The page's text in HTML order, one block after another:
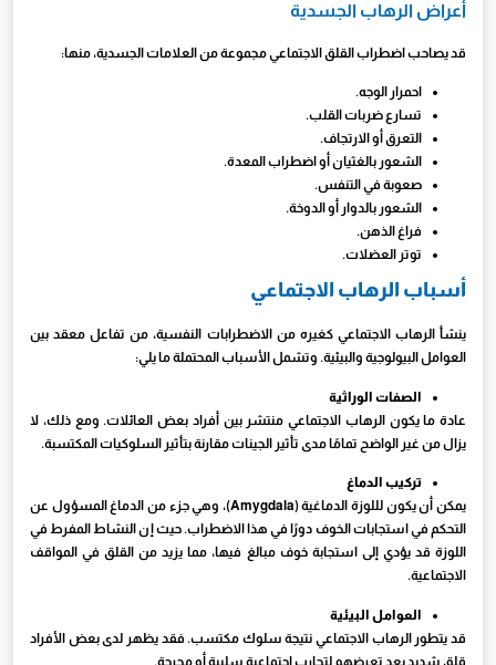
أعراض الرهاب الجسدية
قد يصاحب اضطراب القلق الاجتماعي مجموعة من العلامات الجسدية، منها:
احمرار الوجه.
تسارع ضربات القلب.
التعرق أو الارتجاف.
الشعور بالغثيان أو اضطراب المعدة.
صعوبة في التنفس.
الشعور بالدوار أو الدوخة.
فراغ الذهن.
توتر العضلات.
أسباب الرهاب الاجتماعي
ينشأ الرهاب الاجتماعي كغيره من الاضطرابات النفسية، من تفاعل معقد بين
العوامل البيولوجية والبيئية. وتشمل الأسباب المحتملة ما يلي:
الصفات الوراثية
عادة ما يكون الرهاب الاجتماعي منتشر بين أفراد بعض العائلات. ومع ذلك، لا
يزال من غير الواضح تمامًا مدى تأثير الجينات مقارنة بتأثير السلوكيات المكتسبة.
تركيب الدماغ
يمكن أن يكون لللوزة الدماغية (Amygdala)، وهي جزء من الدماغ المسؤول عن
التحكم في استجابات الخوف دورًا في هذا الاضطراب. حيث إن النشاط المفرط في
اللوزة قد يؤدي إلى استجابة خوف مبالغ فيها، مما يزيد من القلق في المواقف
الاجتماعية.
العوامل البيئية
قد يتطور الرهاب الاجتماعي نتيجة سلوك مكتسب. فقد يظهر لدى بعض الأفراد
قلق شديد بعد تعرضهم لتجارب اجتماعية سلبية أو محرجة.